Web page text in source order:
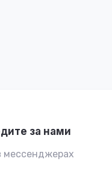
за нами
мессенджерах